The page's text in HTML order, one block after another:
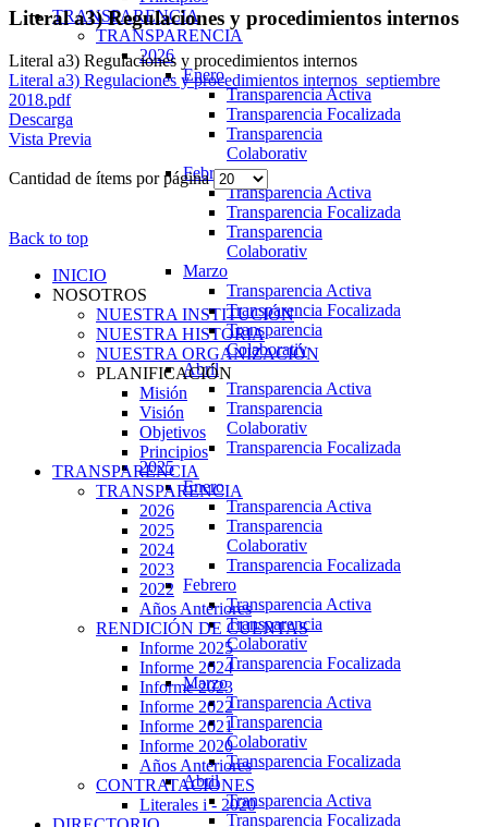
TRANSPARENCIA
TRANSPARENCIA
2026
Enero
Transparencia Activa
Transparencia Focalizada
Transparencia
Colaborativ
Febrero
Transparencia Activa
Transparencia Focalizada
Transparencia
Colaborativ
Marzo
Transparencia Activa
Transparencia Focalizada
Transparencia
Colaborativ
Abril
Transparencia Activa
Transparencia
Colaborativ
Transparencia Focalizada
2025
Enero
Transparencia Activa
Transparencia
Colaborativ
Transparencia Focalizada
Febrero
Transparencia Activa
Transparencia
Colaborativ
Transparencia Focalizada
Marzo
Transparencia Activa
Transparencia
Colaborativ
Transparencia Focalizada
Abril
Transparencia Activa
Transparencia Focalizada
Literal a3) Regulaciones y procedimientos internos
Literal a3) Regulaciones y procedimientos internos
Literal a3) Regulaciones y procedimientos internos_septiembre
2018.pdf
Descarga
Vista Previa
Cantidad de ítems por página
Back to top
INICIO
NOSOTROS
NUESTRA INSTITUCIÓN
NUESTRA HISTORIA
NUESTRA ORGANIZACIÓN
PLANIFICACIÓN
Misión
Visión
Objetivos
Principios
TRANSPARENCIA
TRANSPARENCIA
2026
2025
2024
2023
2022
Años Anteriores
RENDICIÓN DE CUENTAS
Informe 2025
Informe 2024
Informe 2023
Informe 2022
Informe 2021
Informe 2020
Años Anteriores
CONTRATACIONES
Literales i - 2020